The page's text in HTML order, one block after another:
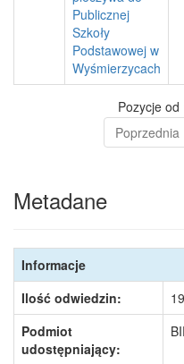
Publicznej
Szkoły
Podstawowej w
Wyśmierzycach
Pozycje od
Poprzednia
Metadane
Informacje
Ilość odwiedzin:
Podmiot
udostępniający: